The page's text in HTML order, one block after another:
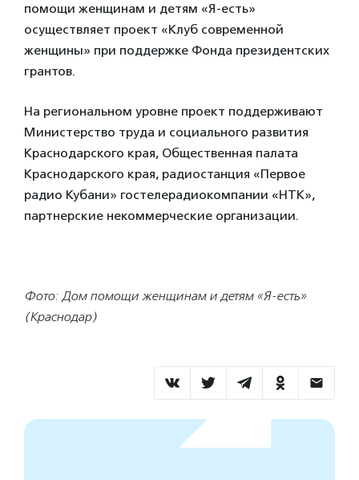
помощи женщинам и детям «Я-есть»
осуществляет проект «Клуб современной
женщины» при поддержке Фонда президентских
грантов.
На региональном уровне проект поддерживают
Министерство труда и социального развития
Краснодарского края, Общественная палата
Краснодарского края, радиостанция «Первое
радио Кубани» гостелерадиокомпании «НТК»,
партнерские некоммерческие организации.
Фото: Дом помощи женщинам и детям «Я-есть»
(Краснодар)